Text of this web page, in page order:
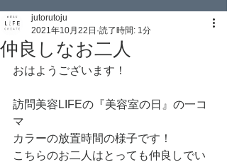
仲良しなお二人
jutorutoju
2021年10月22日 読了時間: 1分
おはようございます！
訪問美容LIFEの『美容室の日』の一コ
マ
カラーの放置時間の様子です！
こちらのお二人はとっても仲良しでい